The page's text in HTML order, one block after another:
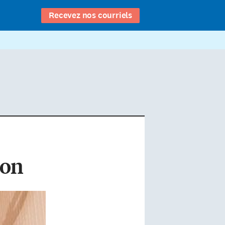
Recevez nos courriels